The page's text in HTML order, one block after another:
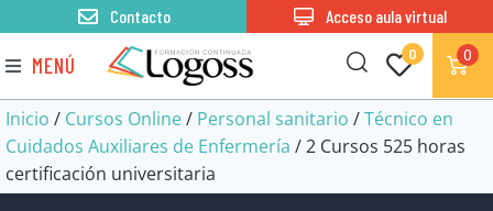
MENÚ 0 0
Contacto Acceso aula virtual
Inicio / Cursos Online/ Personal sanitario /Técnico en
Cuidados Auxiliares de Enfermería / 2 Cursos 525 horas
certificación universitaria